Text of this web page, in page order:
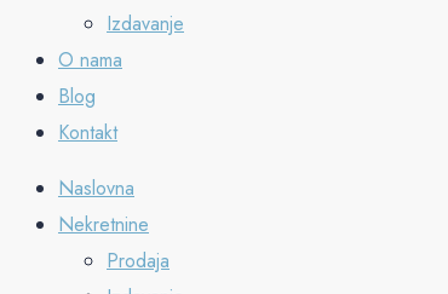
Izdavanje
O nama
Blog
Kontakt
Naslovna
Nekretnine
Prodaja